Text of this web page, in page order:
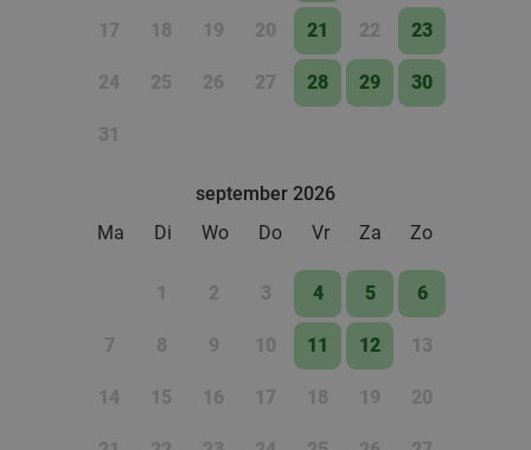
Fletcher Hotels
Ellecom
28 min.
Regulier €33
17 18 19 20 21 22 23
24 25 26 27 28 29 30
31
september 2026
Ma
Di Wo Do Vr Za Zo
1 2 3 4 5 6
7 8 9 10 11 12 13
14 15 16 17 18 19 20